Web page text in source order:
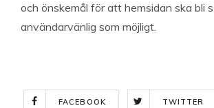
och önskemål för att hemsidan ska bli
användarvänlig som möjligt.
FACEBOOK TWITTER